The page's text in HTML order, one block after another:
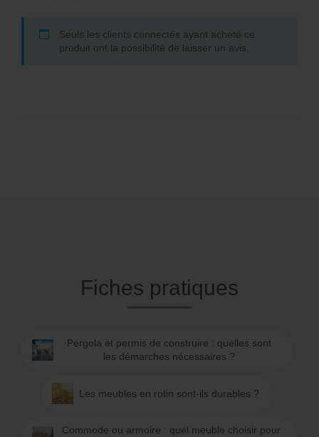
Seuls les clients connectés ayant acheté ce
produit ont la possibilité de laisser un avis.
Fiches pratiques
Pergola et permis de construire : quelles sont
les démarches nécessaires ?
Les meubles en rotin sont-ils durables ?
Commode ou armoire : quel meuble choisir pour